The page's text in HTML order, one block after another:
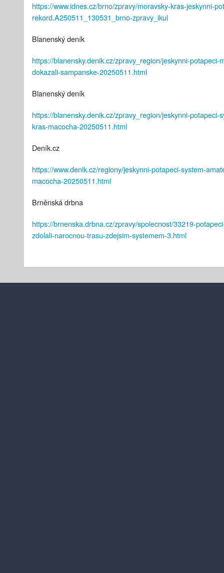
https://www.idnes.cz/brno/zpravy/moravsky-kras-jeskynni-
rekord.A250511_130531_brno-zpravy_ikul
Blanenský deník
https://blanensky.denik.cz/zpravy_region/jeskynni-
dokazali-sampanske-20250511.html
Blanenský deník
https://blanensky.denik.cz/zpravy_region/jeskynni-
kras-macocha-20250511.html
Deník.cz
https://www.denik.cz/regiony/jeskynni-potapeci-system-
macocha-20250511.html
Brněnská drbna
https://brnenska.drbna.cz/zpravy/spolecnost/33219-
zdolali-narocnou-trasu-zdejsim-systemem-3.html